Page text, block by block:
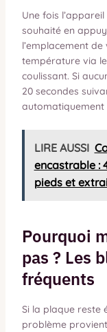
Une fois
souhaité en
l’emplacement
température via
coulissant. Si
20 secondes
automatiquement
LIRE AUSSI
encastrable :
pieds et
Pourquoi
pas ? Les
fréquents
Si la plaque reste
problème